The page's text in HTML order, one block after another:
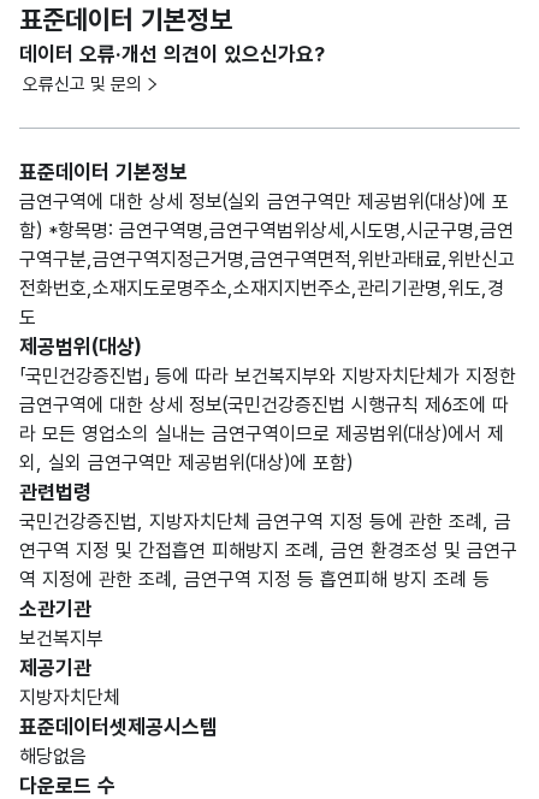
표준데이터 기본정보
데이터 오류·개선 의견이 있으신가요?
오류신고 및 문의
표준데이터 기본정보
금연구역에 대한 상세 정보(실외 금연구역만 제공범위(대상)에 포
함) *항목명: 금연구역명,금연구역범위상세,시도명,시군구명,금연
구역구분,금연구역지정근거명,금연구역면적,위반과태료,위반신고
전화번호,소재지도로명주소,소재지지번주소,관리기관명,위도,경
도
제공범위(대상)
「국민건강증진법」 등에 따라 보건복지부와 지방자치단체가 지정한
금연구역에 대한 상세 정보(국민건강증진법 시행규칙 제6조에 따
라 모든 영업소의 실내는 금연구역이므로 제공범위(대상)에서 제
외, 실외 금연구역만 제공범위(대상)에 포함)
관련법령
국민건강증진법, 지방자치단체 금연구역 지정 등에 관한 조례, 금
연구역 지정 및 간접흡연 피해방지 조례, 금연 환경조성 및 금연구
역 지정에 관한 조례, 금연구역 지정 등 흡연피해 방지 조례 등
소관기관
보건복지부
제공기관
지방자치단체
표준데이터셋제공시스템
해당없음
다운로드 수